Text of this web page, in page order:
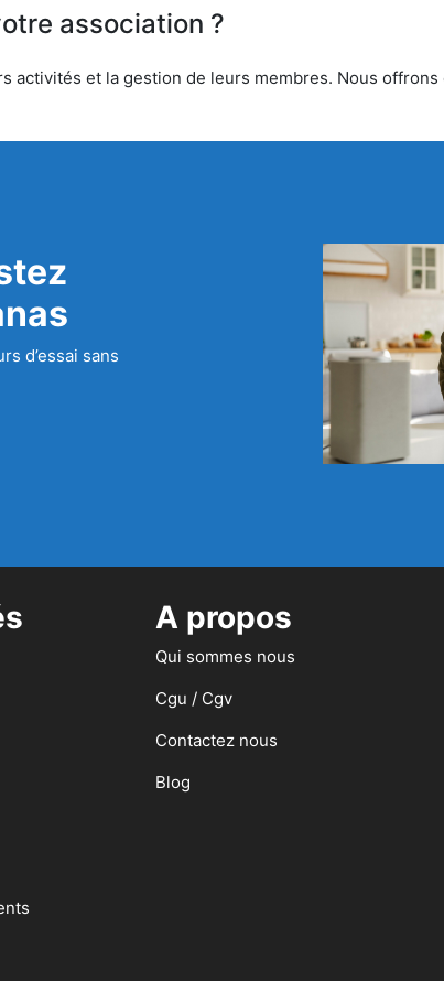
association ?
activités et la gestion de leurs membres. Nous
d’essai sans
A propos
Qui sommes nous
Cgu / Cgv
Contactez nous
Blog